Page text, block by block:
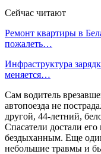
Сейчас читают
Ремонт квартиры в
пожалеть…
Инфраструктура
меняется…
Сам водитель
автопоезда не
другой, 44-летний,
Спасатели достали
бездыханным. Еще
небольшие травмы и